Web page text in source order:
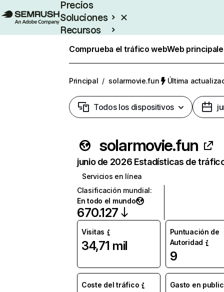
Precios
Soluciones
Recursos
Comprueba el tráfico webWeb
Principal / solarmovie.fun Última
Todos los dispositivos
solarmovie.fun
junio de 2026 Estadísticas de
Servicios en línea
Clasificación mundial:
En todo el mundo
670.127
Visitas
34,71 mil
Puntuación de
Autoridad
9
Coste del tráfico Gasto en